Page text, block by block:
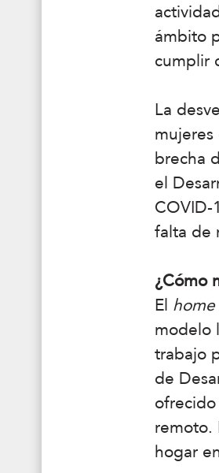
ámbito
cumplir
La
brecha
el
COVID-
falta de
¿Cómo
El
modelo
trabajo
de
remoto.
hogar